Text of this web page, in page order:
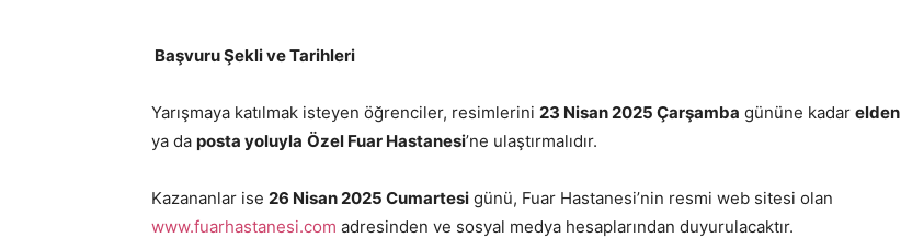
Başvuru Şekli ve Tarihleri
Yarışmaya katılmak isteyen öğrenciler, resimlerini 23 Nisan 2025 Çarşamba gününe kadar elden
ya da posta yoluyla Özel Fuar Hastanesi’ne ulaştırmalıdır.
Kazananlar ise 26 Nisan 2025 Cumartesi günü, Fuar Hastanesi’nin resmi web sitesi olan
www.fuarhastanesi.com adresinden ve sosyal medya hesaplarından duyurulacaktır.